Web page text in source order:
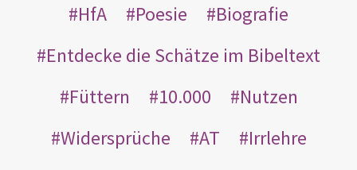
HfA
Poesie
Biografie
Entdecke die Schätze im Bibeltext
Füttern
10.000
Nutzen
Widersprüche
AT
Irrlehre